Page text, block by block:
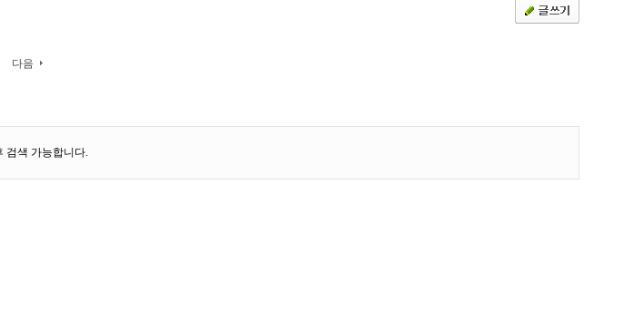
다음
검색 가능합니다.